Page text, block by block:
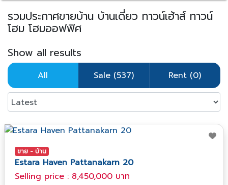
รวมประกาศขายบ้าน บ้านเดี่ยว ทาวน์เฮ้าส์ ทาวน์
โฮม โฮมออฟฟิศ
Show all results
All Sale (537) Rent (0)
ขาย - บ้าน
Estara Haven Pattanakarn 20
Selling price : 8,450,000 บาท